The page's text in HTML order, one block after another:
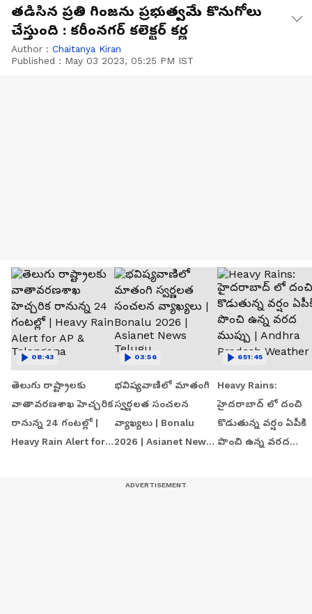
తడిసిన ప్రతి గింజను ప్రభుత్వమే కొనుగోలు
చేస్తుంది : కరీంనగర్ కలెక్టర్ కర్ణ
Author : Chaitanya Kiran
Published : May 03 2023, 05:25 PM IST
తెలుగు రాష్ట్రాలకు
వాతావరణశాఖ హెచ్చరిక
రానున్న 24 గంటల్లో |
Heavy Rain Alert for
08:43
భవిష్యవాణిలో మాతంగి
స్వర్ణలత సంచలన
వ్యాఖ్యలు | Bonalu
2026 | Asianet News
03:56
Heavy Rains:
హైదరాబాద్ లో దంచి
కొడుతున్న వర్షం ఏపీకి
పొంచి ఉన్న వరద
651:45